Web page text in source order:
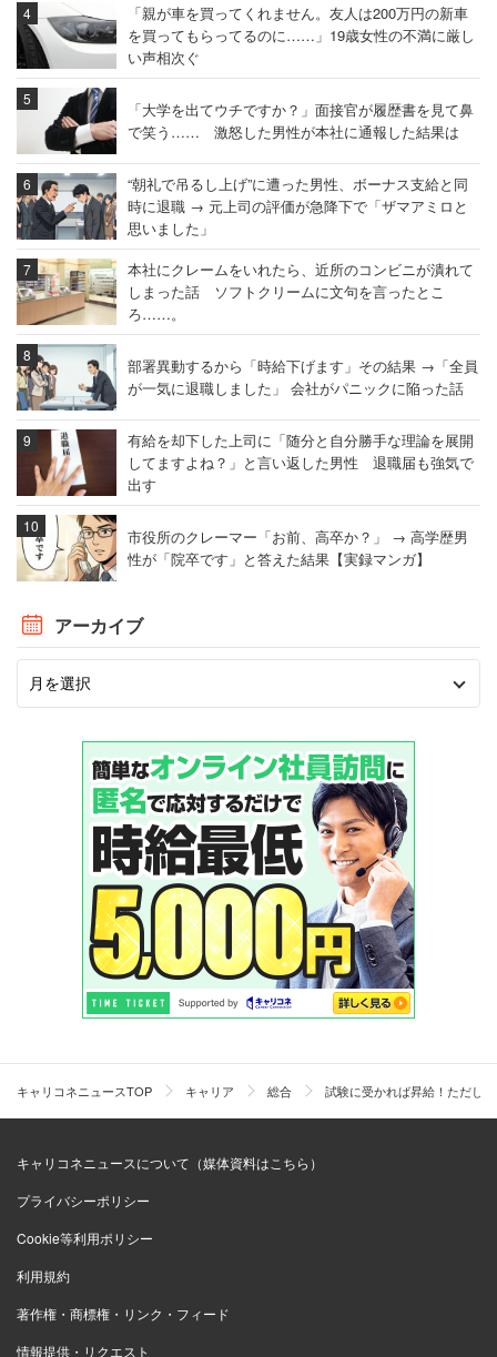
「親が車を買ってくれません。友人は200万円の新車
を買ってもらってるのに……」19歳女性の不満に厳し
い声相次ぐ
「大学を出てウチですか？」面接官が履歴書を見て鼻
で笑う…… 激怒した男性が本社に通報した結果は
“朝礼で吊るし上げ”に遭った男性、ボーナス支給と同
時に退職 → 元上司の評価が急降下で「ザマアミロと
思いました」
本社にクレームをいれたら、近所のコンビニが潰れて
しまった話 ソフトクリームに文句を言ったとこ
ろ……。
部署異動するから「時給下げます」その結果 →「全員
が一気に退職しました」 会社がパニックに陥った話
有給を却下した上司に「随分と自分勝手な理論を展開
してますよね？」と言い返した男性 退職届も強気で
出す
市役所のクレーマー「お前、高卒か？」 → 高学歴男
性が「院卒です」と答えた結果【実録マンガ】
アーカイブ
キャリコネニュースTOP キャリア 総合 試験に受かれば昇給！ただし
キャリコネニュースについて（媒体資料はこちら）
プライバシーポリシー
Cookie等利用ポリシー
利用規約
著作権・商標権・リンク・フィード
情報提供・リクエスト